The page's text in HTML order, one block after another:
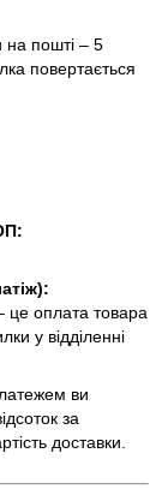
на пошті – 5
повертається
це оплата товара
у відділенні
ви
за
доставки.